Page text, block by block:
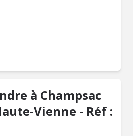
à Champsac
Vienne - Réf :